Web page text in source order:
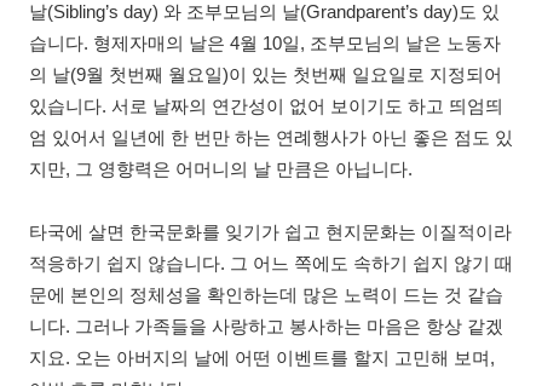
날(Sibling’s day) 와 조부모님의 날(Grandparent’s day)도 있
습니다. 형제자매의 날은 4월 10일, 조부모님의 날은 노동자
의 날(9월 첫번째 월요일)이 있는 첫번째 일요일로 지정되어
있습니다. 서로 날짜의 연간성이 없어 보이기도 하고 띄엄띄
엄 있어서 일년에 한 번만 하는 연례행사가 아닌 좋은 점도 있
지만, 그 영향력은 어머니의 날 만큼은 아닙니다.
타국에 살면 한국문화를 잊기가 쉽고 현지문화는 이질적이라
적응하기 쉽지 않습니다. 그 어느 쪽에도 속하기 쉽지 않기 때
문에 본인의 정체성을 확인하는데 많은 노력이 드는 것 같습
니다. 그러나 가족들을 사랑하고 봉사하는 마음은 항상 같겠
지요. 오는 아버지의 날에 어떤 이벤트를 할지 고민해 보며,